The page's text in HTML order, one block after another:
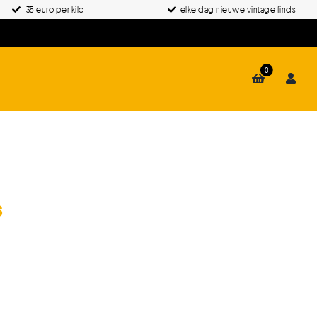
35 euro per kilo elke dag nieuwe vintage finds
0